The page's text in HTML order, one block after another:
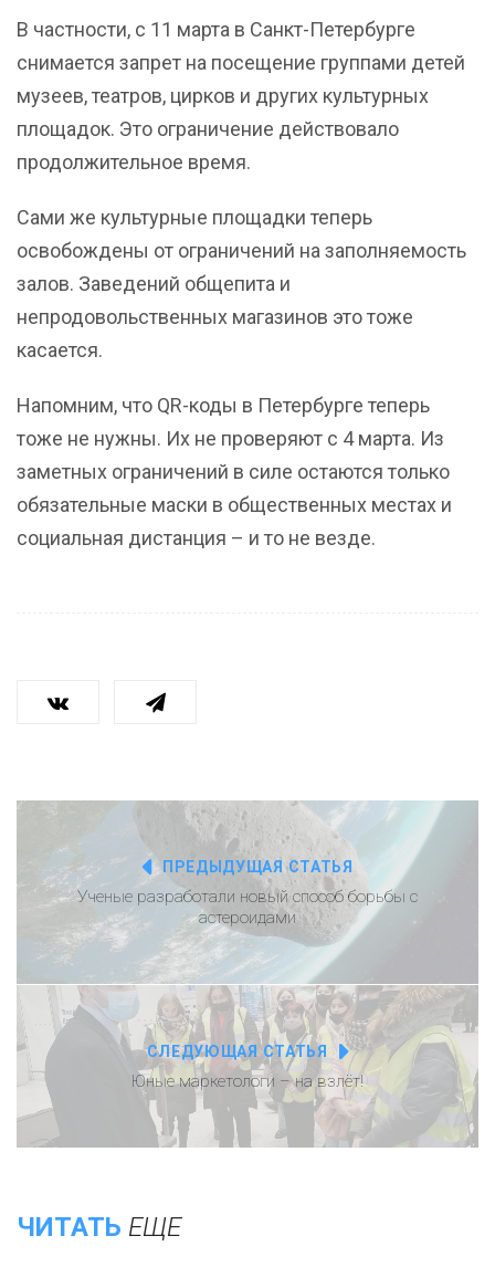
В частности, с 11 марта в Санкт-Петербурге
снимается запрет на посещение группами детей
музеев, театров, цирков и других культурных
площадок. Это ограничение действовало
продолжительное время.
Сами же культурные площадки теперь
освобождены от ограничений на заполняемость
залов. Заведений общепита и
непродовольственных магазинов это тоже
касается.
Напомним, что QR-коды в Петербурге теперь
тоже не нужны. Их не проверяют с 4 марта. Из
заметных ограничений в силе остаются только
обязательные маски в общественных местах и
социальная дистанция – и то не везде.
ПРЕДЫДУЩАЯ СТАТЬЯ
Ученые разработали новый способ борьбы с
астероидами
СЛЕДУЮЩАЯ СТАТЬЯ
Юные маркетологи – на взлёт!
ЧИТАТЬ ЕЩЕ